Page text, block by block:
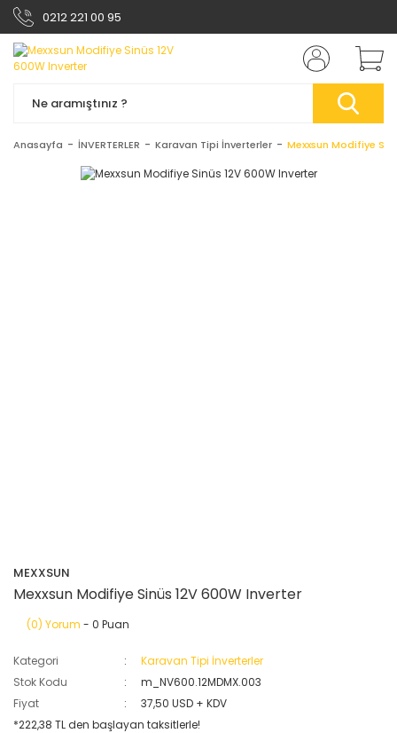
0212 221 00 95
Anasayfa İNVERTERLER Karavan Tipi İnverterler Mexxsun Modifiye
MEXXSUN
Mexxsun Modifiye Sinüs 12V 600W Inverter
(0) Yorum - 0 Puan
Kategori
Karavan Tipi İnverterler
Stok Kodu
m_NV600.12MDMX.003
Fiyat
37,50 USD + KDV
*222,38 TL den başlayan taksitlerle!